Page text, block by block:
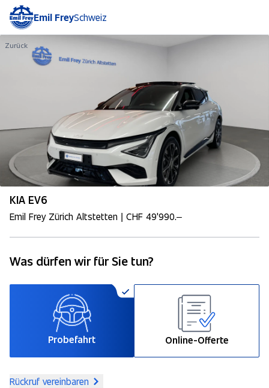
Emil FreySchweiz
Zurück
KIA EV6
Emil Frey Zürich Altstetten | CHF 49'990.–
Was dürfen wir für Sie tun?
Probefahrt Online-Offerte
Rückruf vereinbaren